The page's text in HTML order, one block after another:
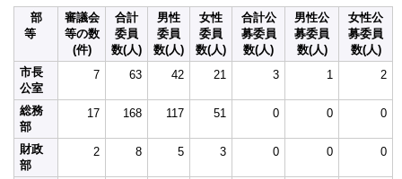
部
等
審議会
等の数
(件)
合計
委員
数(人)
男性
委員
数(人)
女性
委員
数(人)
合計公
募委員
数(人)
男性公
募委員
数(人)
女性公
募委員
数(人)
市長
公室
7 63 42 21 3 1 2
総務
部
17 168 117 51 0 0 0
財政
部
2 8 5 3 0 0 0